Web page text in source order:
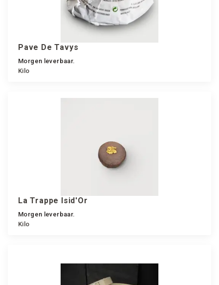
Pave De Tavys
Morgen leverbaar.
Kilo
La Trappe Isid'Or
Morgen leverbaar.
Kilo